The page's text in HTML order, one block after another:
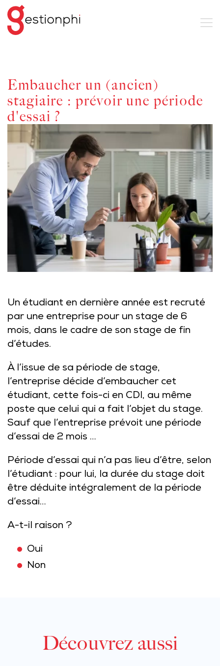
Embaucher un (ancien)
stagiaire : prévoir une période
d'essai ?
Un étudiant en dernière année est recruté
par une entreprise pour un stage de 6
mois, dans le cadre de son stage de fin
d’études.
À l’issue de sa période de stage,
l’entreprise décide d’embaucher cet
étudiant, cette fois-ci en CDI, au même
poste que celui qui a fait l’objet du stage.
Sauf que l’entreprise prévoit une période
d’essai de 2 mois …
Période d’essai qui n’a pas lieu d’être, selon
l’étudiant : pour lui, la durée du stage doit
être déduite intégralement de la période
d’essai…
A-t-il raison ?
Oui
Non
Découvrez aussi